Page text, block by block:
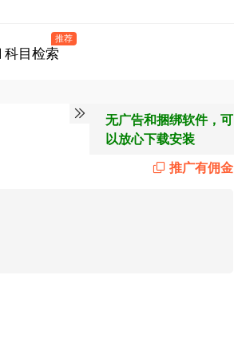
科目检索
推荐
推广有佣金
无广告和捆绑软件，可
以放心下载安装